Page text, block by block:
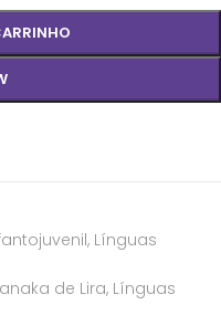
, Línguas
de Lira, Línguas